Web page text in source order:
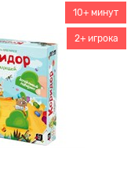
10+ минут
2+ игрока